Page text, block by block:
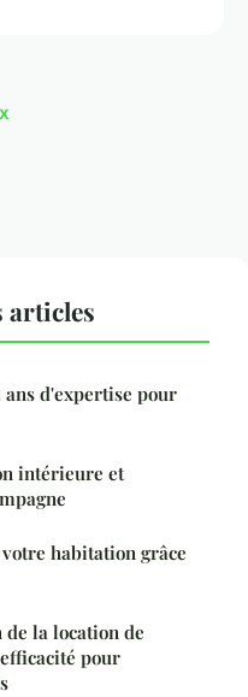
articles
ans d'expertise pour
intérieure et
habitation grâce
la location de
pour